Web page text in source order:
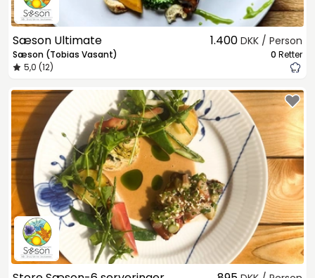
Sæson Ultimate
Sæson (Tobias Vasant)
5,0 (12)
1.400 DKK / Person
0 Retter